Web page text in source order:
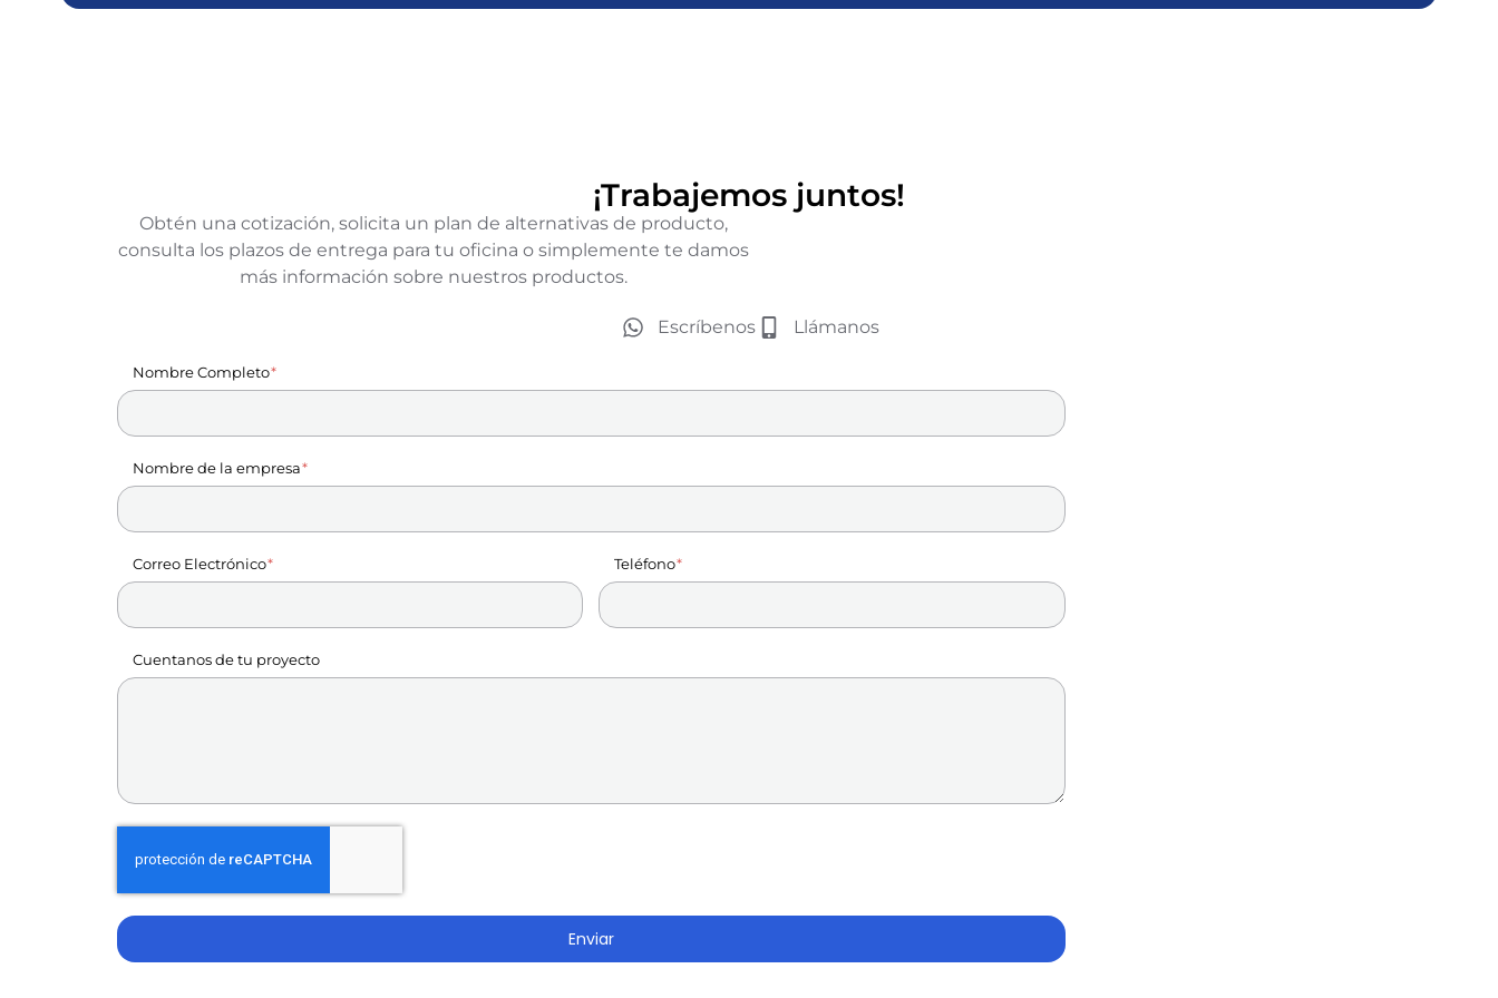
¡Trabajemos juntos!
Obtén una cotización, solicita un plan de alternativas de producto,
consulta los plazos de entrega para tu oficina o simplemente te damos
más información sobre nuestros productos.
Escríbenos Llámanos
Nombre Completo
Nombre de la empresa
Correo Electrónico Teléfono
Cuentanos de tu proyecto
Enviar